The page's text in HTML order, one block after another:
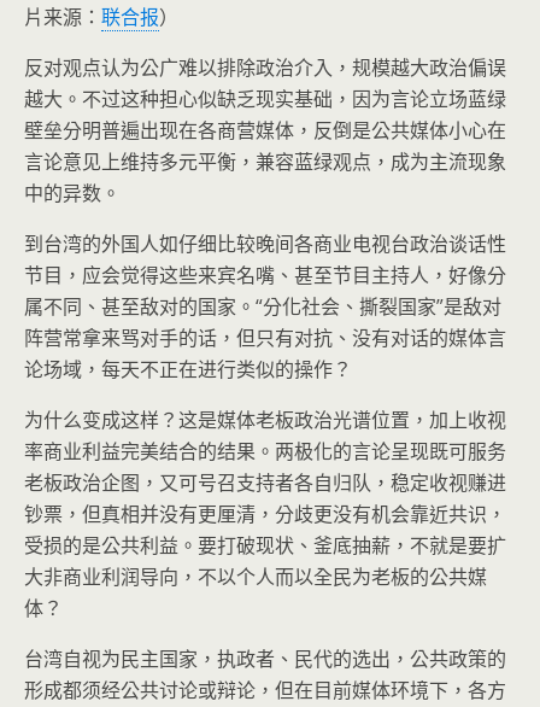
片来源： 联合报）
反对观点认为公广难以排除政治介入，规模越大政治偏误
越大。不过这种担心似缺乏现实基础，因为言论立场蓝绿
壁垒分明普遍出现在各商营媒体，反倒是公共媒体小心在
言论意见上维持多元平衡，兼容蓝绿观点，成为主流现象
中的异数。
到台湾的外国人如仔细比较晚间各商业电视台政治谈话性
节目，应会觉得这些来宾名嘴、甚至节目主持人，好像分
属不同、甚至敌对的国家。“分化社会、撕裂国家”是敌对
阵营常拿来骂对手的话，但只有对抗、没有对话的媒体言
论场域，每天不正在进行类似的操作？
为什么变成这样？这是媒体老板政治光谱位置，加上收视
率商业利益完美结合的结果。两极化的言论呈现既可服务
老板政治企图，又可号召支持者各自归队，稳定收视赚进
钞票，但真相并没有更厘清，分歧更没有机会靠近共识，
受损的是公共利益。要打破现状、釜底抽薪，不就是要扩
大非商业利润导向，不以个人而以全民为老板的公共媒
体？
台湾自视为民主国家，执政者、民代的选出，公共政策的
形成都须经公共讨论或辩论，但在目前媒体环境下，各方